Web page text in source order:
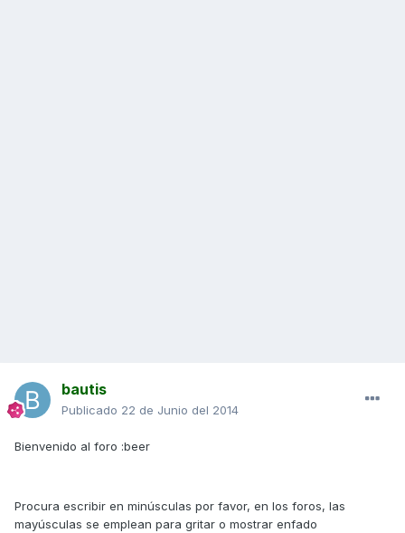
bautis
Publicado 22 de Junio del 2014
Bienvenido al foro :beer
Procura escribir en minúsculas por favor, en los foros, las
mayúsculas se emplean para gritar o mostrar enfado